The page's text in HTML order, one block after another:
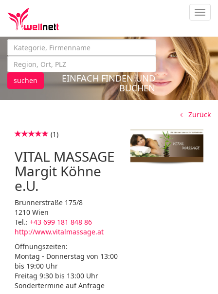
suchen
EINFACH FINDEN UND
BUCHEN
← Zurück
(1)
VITAL MASSAGE
Margit Köhne
e.U.
Brünnerstraße 175/8
1210 Wien
Tel.: +43 699 181 848 86
http://www.vitalmassage.at
Öffnungszeiten:
Montag - Donnerstag von 13:00
bis 19:00 Uhr
Freitag 9:30 bis 13:00 Uhr
Sondertermine auf Anfrage